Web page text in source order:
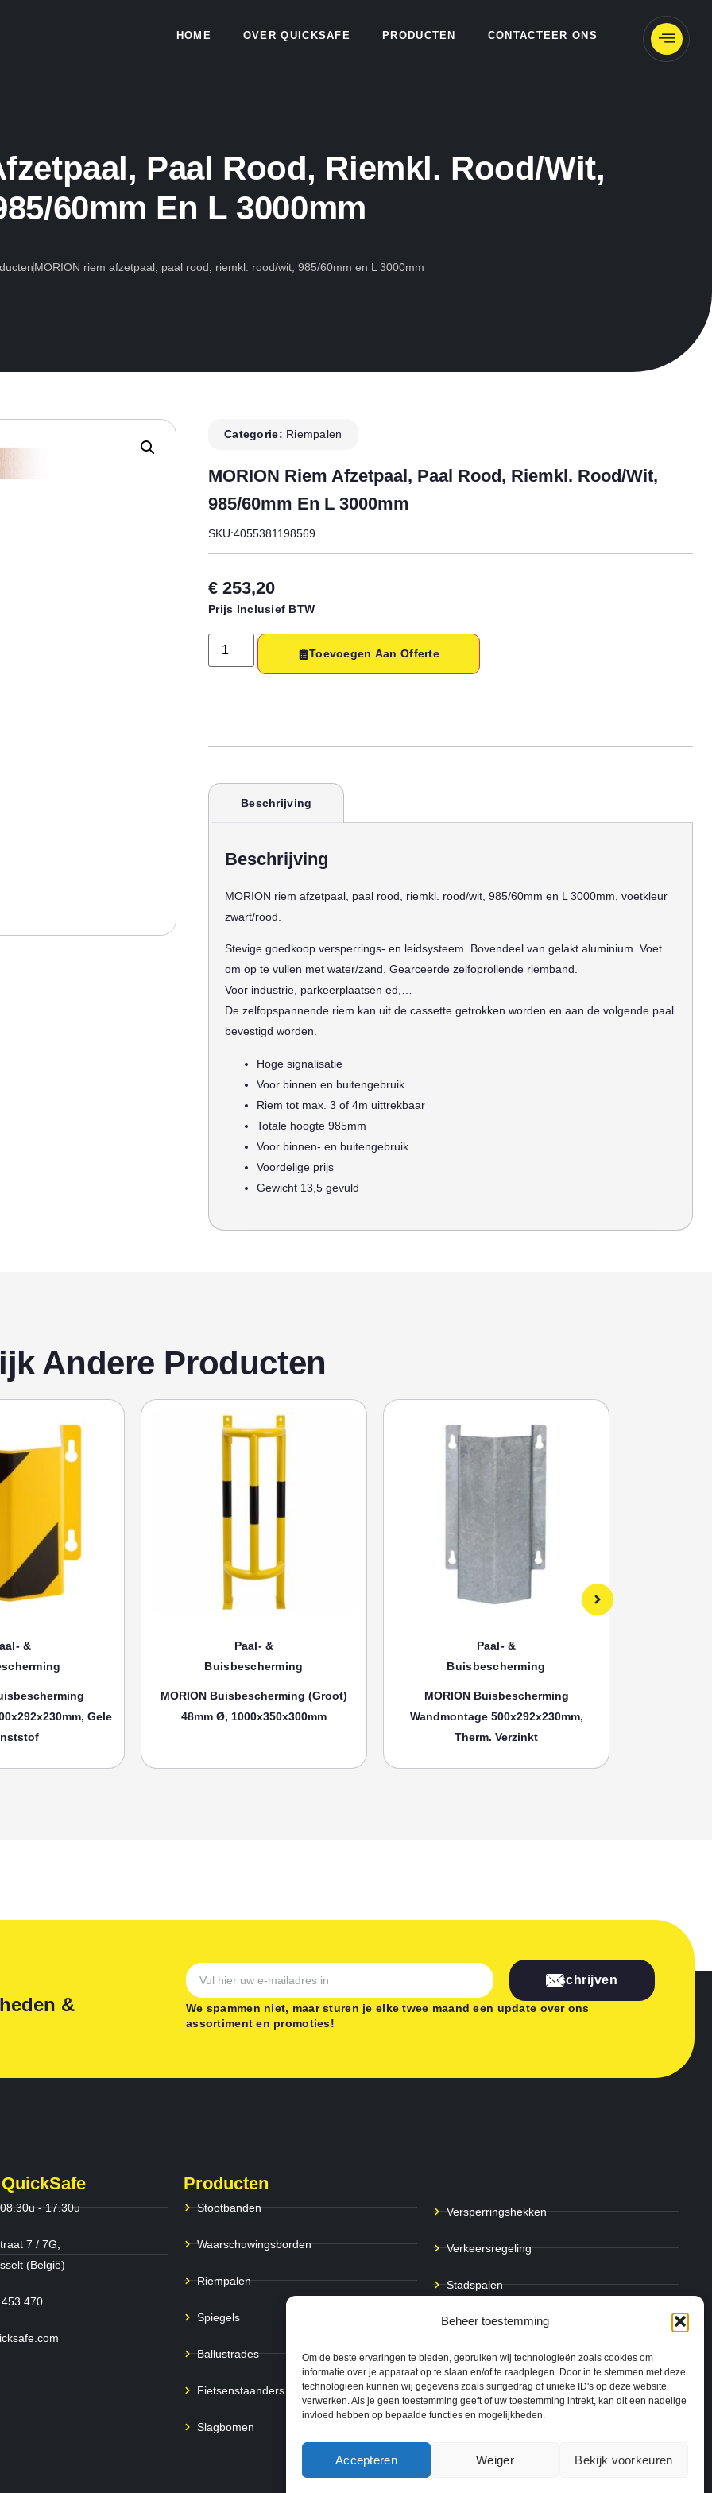
Beheer toestemming
Om de beste ervaringen te bieden, gebruiken wij technologieën zoals cookies om
informatie over je apparaat op te slaan en/of te raadplegen. Door in te stemmen met deze
technologieën kunnen wij gegevens zoals surfgedrag of unieke ID's op deze website
verwerken. Als je geen toestemming geeft of uw toestemming intrekt, kan dit een nadelige
invloed hebben op bepaalde functies en mogelijkheden.
Accepteren Weiger Bekijk voorkeuren
HOME OVER QUICKSAFE PRODUCTEN CONTACTEER ONS
Paal Rood, Riemkl. Rood/wit,
60mm En L 3000mm
MORION riem afzetpaal, paal rood, riemkl. rood/wit, 985/60mm en L 3000mm
Categorie: Riempalen
MORION Riem Afzetpaal, Paal Rood, Riemkl. Rood/wit,
985/60mm En L 3000mm
SKU:4055381198569
€ 253,20
Prijs Inclusief BTW
Toevoegen Aan Offerte
Beschrijving
Beschrijving
MORION riem afzetpaal, paal rood, riemkl. rood/wit, 985/60mm en L 3000mm, voetkleur
zwart/rood.
Stevige goedkoop versperrings- en leidsysteem. Bovendeel van gelakt aluminium. Voet
om op te vullen met water/zand. Gearceerde zelfoprollende riemband.
Voor industrie, parkeerplaatsen ed,…
De zelfopspannende riem kan uit de cassette getrokken worden en aan de volgende paal
bevestigd worden.
Hoge signalisatie
Voor binnen en buitengebruik
Riem tot max. 3 of 4m uittrekbaar
Totale hoogte 985mm
Voor binnen- en buitengebruik
Voordelige prijs
Gewicht 13,5 gevuld
Andere Producten
&
Gele
Paal- &
Buisbescherming
MORION Buisbescherming (groot)
48mm Ø, 1000x350x300mm
Paal- &
Buisbescherming
MORION Buisbescherming
Wandmontage 500x292x230mm,
Therm. Verzinkt
&
Inschrijven
We spammen niet, maar sturen je elke twee maand een update over ons
assortiment en promoties!
- 17.30u
7 / 7G,
(België)
470
Producten
Stootbanden
Waarschuwingsborden
Riempalen
Spiegels
Ballustrades
Fietsenstaanders
Slagbomen
Versperringshekken
Verkeersregeling
Stadspalen
Afzetpalen
Bodemmarkering
Ram- & Aanrijbeveiliging